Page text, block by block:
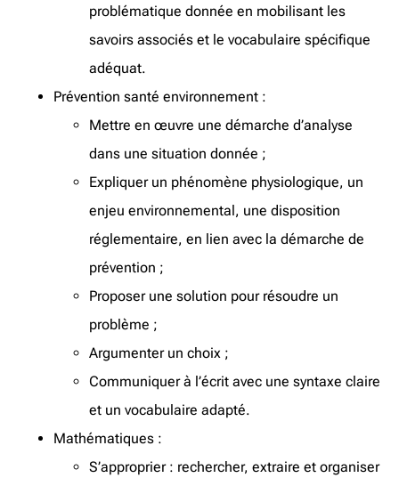
problématique donnée en mobilisant les
savoirs associés et le vocabulaire spécifique
adéquat.
Prévention santé environnement :
Mettre en œuvre une démarche d’analyse
dans une situation donnée ;
Expliquer un phénomène physiologique, un
enjeu environnemental, une disposition
réglementaire, en lien avec la démarche de
prévention ;
Proposer une solution pour résoudre un
problème ;
Argumenter un choix ;
Communiquer à l’écrit avec une syntaxe claire
et un vocabulaire adapté.
Mathématiques :
S’approprier : rechercher, extraire et organiser